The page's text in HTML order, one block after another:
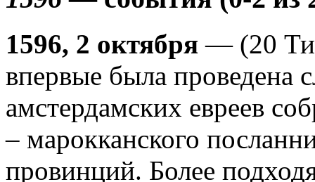
1596, 2 октября — (20
впервые была
амстердамских евреев
– марокканского
провинций. Более